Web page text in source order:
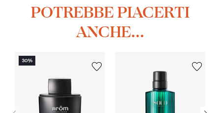
POTREBBE PIACERTI
ANCHE...